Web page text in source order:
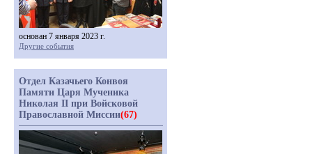
основан 7 января 2023 г.
Другие события
Отдел Казачьего Конвоя
Памяти Царя Мученика
Николая II при Войсковой
Православной Миссии(67)